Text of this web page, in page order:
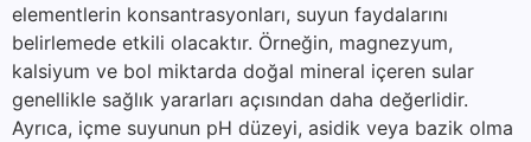
elementlerin konsantrasyonları, suyun faydalarını
belirlemede etkili olacaktır. Örneğin, magnezyum,
kalsiyum ve bol miktarda doğal mineral içeren sular
genellikle sağlık yararları açısından daha değerlidir.
Ayrıca, içme suyunun pH düzeyi, asidik veya bazik olma